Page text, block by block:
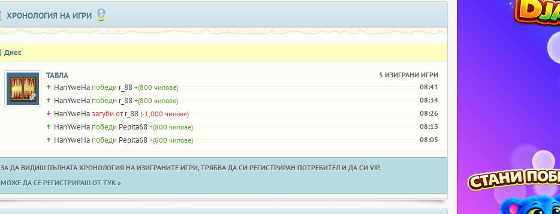
ХРОНОЛОГИЯ НА ИГРИ
Днес
ТАБЛА 5 ИЗИГРАНИ ИГРИ
HanYweHa победи r_88 +(800 чипове) 08:41
HanYweHa победи r_88 +(800 чипове) 08:34
HanYweHaзагуби от r_88 (-1,000 чипове) 08:26
HanYweHa победи Pepita68 +(800 чипове) 08:13
HanYweHa победи Pepita68 +(800 чипове) 08:05
ЗА ДА ВИДИШ ПЪЛНАТА ХРОНОЛОГИЯ НА ИЗИГРАНИТЕ ИГРИ, ТРЯБВА ДА СИ РЕГИСТРИРАН ПОТРЕБИТЕЛ И ДА СИ VIP.
МОЖЕ ДА СЕ РЕГИСТРИРАШ ОТ ТУК »